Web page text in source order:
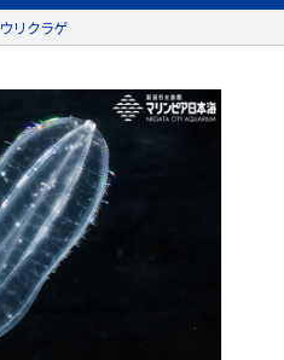
ウリクラゲ